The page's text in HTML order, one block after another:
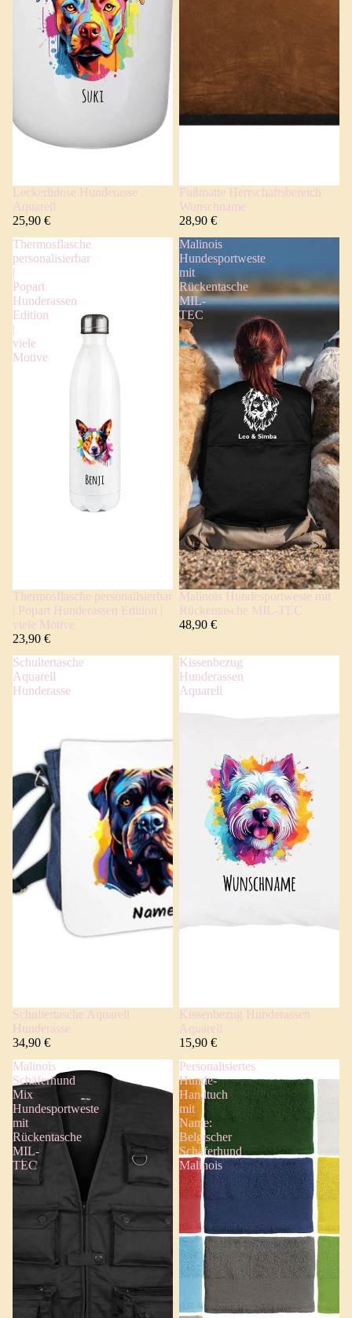
Leckerlidose Hunderasse
Aquarell
25,90 €
Fußmatte Herrschaftsbereich
Wunschname
28,90 €
Thermosflasche
personalisierbar
|
Popart
Hunderassen
Edition
|
viele
Motive
Thermosflasche personalisierbar
| Popart Hunderassen Edition |
viele Motive
23,90 €
Malinois
Hundesportweste
mit
Rückentasche
MIL-
TEC
Malinois Hundesportweste mit
Rückentasche MIL-TEC
48,90 €
Schultertasche
Aquarell
Hunderasse
Schultertasche Aquarell
Hunderasse
34,90 €
Kissenbezug
Hunderassen
Aquarell
Kissenbezug Hunderassen
Aquarell
15,90 €
Malinois
Schäferhund
Mix
Hundesportweste
mit
Rückentasche
MIL-
TEC
Personalisiertes
Hunde-
Handtuch
mit
Name:
Belgischer
Schäferhund
Malinois